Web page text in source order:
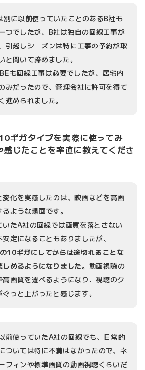
別に以前使っていたことのあるB社も
つでしたが、B社は独自の回線工事が
引越しシーズンは特に工事の予約が取
と聞いて諦めました。
も回線工事は必要でしたが、居宅内
みだったので、管理会社に許可を得て
進められました。
ギガタイプを実際に使ってみ
感じたことを率直に教えてくださ
変化を実感したのは、映画などを高画
ような場面です。
いたA社の回線では画質を落とさない
定になることもありましたが、
10ギガにしてからは途切れることな
しめるようになりました。動画視聴の
高画質を選べるようになり、視聴のク
っと上がったと感じます。
前使っていたA社の回線でも、日常的
ついては特に不満はなかったので、ネ
フィンや標準画質の動画視聴くらいだ